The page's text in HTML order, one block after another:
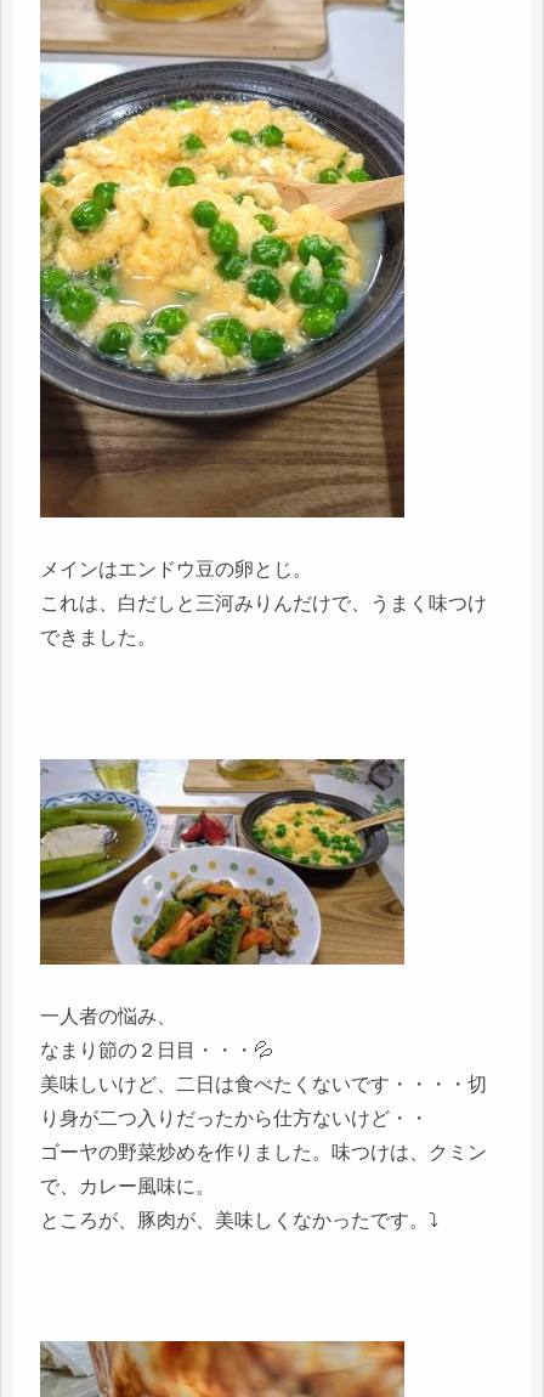
メインはエンドウ豆の卵とじ。
これは、白だしと三河みりんだけで、うまく味つけ
できました。
一人者の悩み、
なまり節の２日目・・・💦
美味しいけど、二日は食べたくないです・・・・切
り身が二つ入りだったから仕方ないけど・・
ゴーヤの野菜炒めを作りました。味つけは、クミン
で、カレー風味に。
ところが、豚肉が、美味しくなかったです。⤵